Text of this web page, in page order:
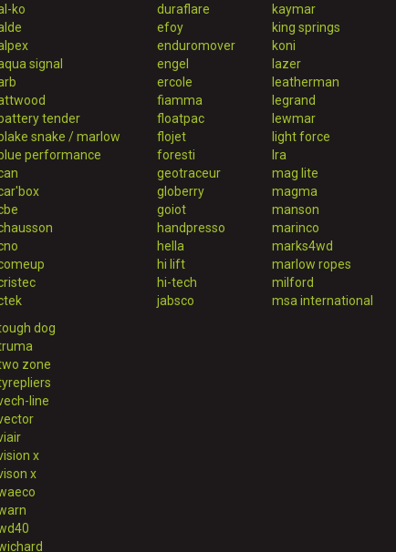
ko
signal
battery tender
blake snake / marlow
blue performance
duraflare
efoy
enduromover
engel
ercole
fiamma
floatpac
flojet
foresti
geotraceur
globerry
goiot
handpresso
hella
hi lift
hi-tech
jabsco
kaymar
king springs
koni
lazer
leatherman
legrand
lewmar
light force
lra
mag lite
magma
manson
marinco
marks4wd
marlow ropes
milford
msa international
dog
zone
line
x
x